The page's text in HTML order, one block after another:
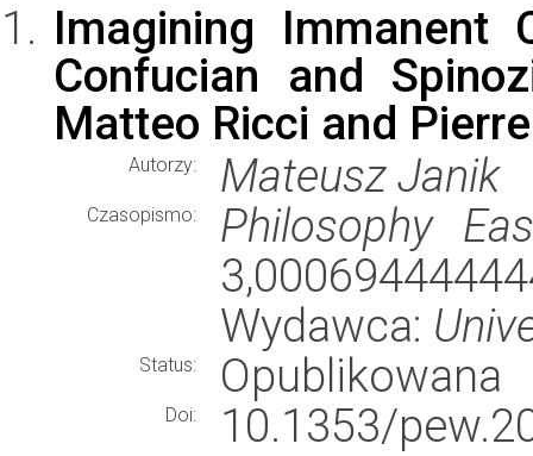
Imagining Immanent
Confucian and
Matteo Ricci and
Autorzy: Mateusz Janik
Czasopismo:
Philosophy
Wydawca:
Status: Opublikowana
Doi:
10.1353/